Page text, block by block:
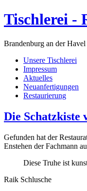
Tischlerei -
Brandenburg an der Havel
Unsere Tischlerei
Impressum
Aktuelles
Neuanfertigungen
Restaurierung
Die Schatzkiste
Gefunden hat der
Enstehen der Fachmann
Diese Truhe ist
Raik Schlusche